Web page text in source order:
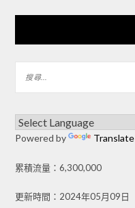
Powered by Translate
累積流量：6,300,000
更新時間：2024年05月09日